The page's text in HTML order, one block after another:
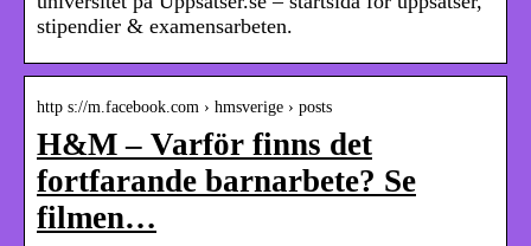
stipendier & examensarbeten.
http s://m.facebook.com › hmsverige › posts
H&M – Varför finns det
fortfarande barnarbete? Se
filmen…